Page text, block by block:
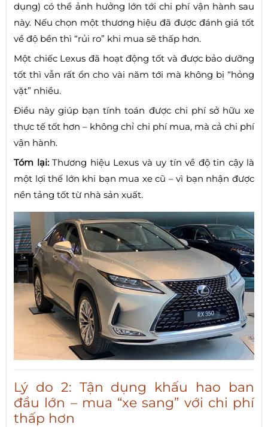
dụng) có thể ảnh hưởng lớn tới chi phí vận hành sau
này. Nếu chọn một thương hiệu đã được đánh giá tốt
về độ bền thì “rủi ro” khi mua sẽ thấp hơn.
Một chiếc Lexus đã hoạt động tốt và được bảo dưỡng
tốt thì vẫn rất ổn cho vài năm tới mà không bị “hỏng
vặt” nhiều.
Điều này giúp bạn tính toán được chi phí sở hữu xe
thực tế tốt hơn – không chỉ chi phí mua, mà cả chi phí
vận hành.
Tóm lại:Thương hiệu Lexus và uy tín về độ tin cậy là
một lợi thế lớn khi bạn mua xe cũ – vì bạn nhận được
nền tảng tốt từ nhà sản xuất.
Lý do 2: Tận dụng khấu hao ban
đầu lớn – mua “xe sang” với chi phí
thấp hơn